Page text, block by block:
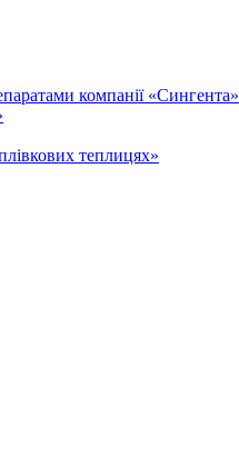
компанії «Сингента»
теплицях»